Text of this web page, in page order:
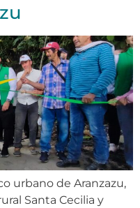
urbano de Aranzazu,
Santa Cecilia y